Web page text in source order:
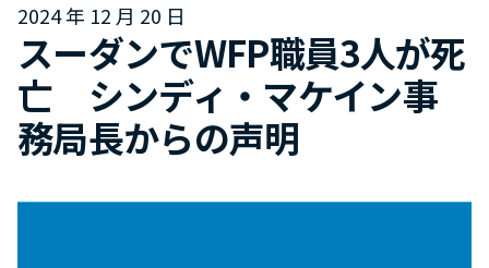
2024 年 12 月 20 日
スーダンでWFP職員3人が死
亡 シンディ・マケイン事
務局長からの声明